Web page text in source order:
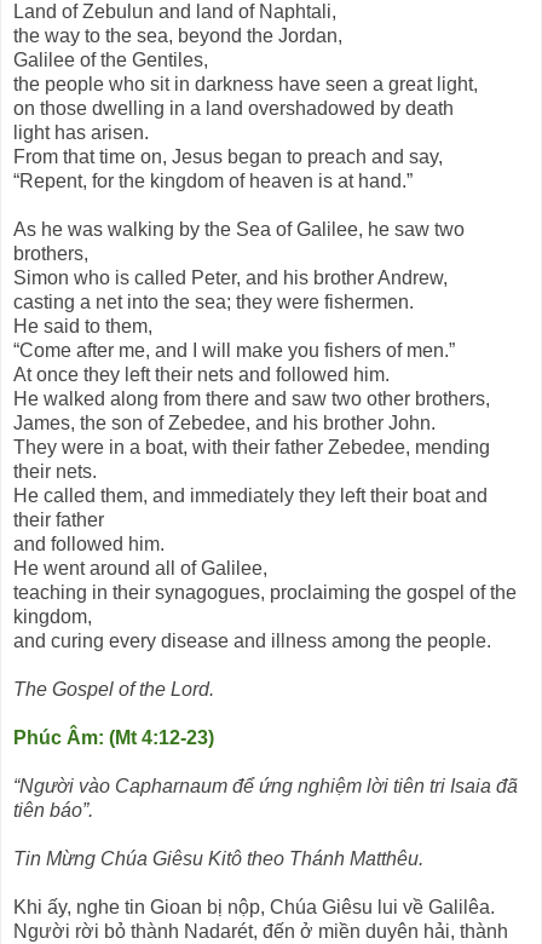
Land of Zebulun and land of Naphtali,
the way to the sea, beyond the Jordan,
Galilee of the Gentiles,
the people who sit in darkness have seen a great light,
on those dwelling in a land overshadowed by death
light has arisen.
From that time on, Jesus began to preach and say,
“Repent, for the kingdom of heaven is at hand.”
As he was walking by the Sea of Galilee, he saw two
brothers,
Simon who is called Peter, and his brother Andrew,
casting a net into the sea; they were fishermen.
He said to them,
“Come after me, and I will make you fishers of men.”
At once they left their nets and followed him.
He walked along from there and saw two other brothers,
James, the son of Zebedee, and his brother John.
They were in a boat, with their father Zebedee, mending
their nets.
He called them, and immediately they left their boat and
their father
and followed him.
He went around all of Galilee,
teaching in their synagogues, proclaiming the gospel of the
kingdom,
and curing every disease and illness among the people.
The Gospel of the Lord.
Phúc Âm: (Mt 4:12-23)
“Người vào Capharnaum để ứng nghiệm lời tiên tri Isaia đã
tiên báo”.
Tin Mừng Chúa Giêsu Kitô theo Thánh Matthêu.
Khi ấy, nghe tin Gioan bị nộp, Chúa Giêsu lui về Galilêa.
Người rời bỏ thành Nadarét, đến ở miền duyên hải, thành